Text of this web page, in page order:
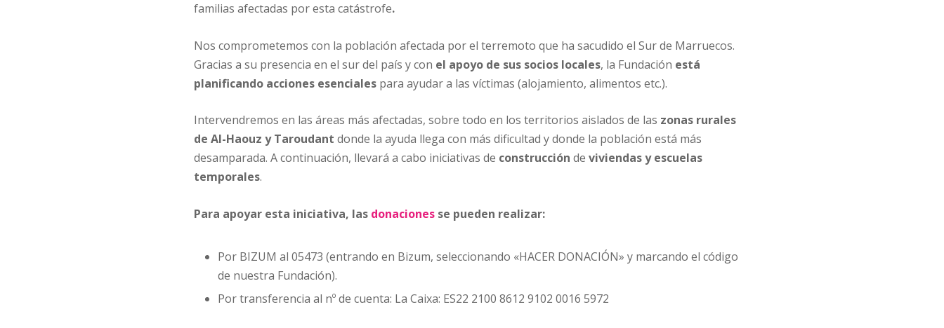
familias afectadas por esta catástrofe.
Nos comprometemos con la población afectada por el terremoto que ha sacudido el Sur de Marruecos.
Gracias a su presencia en el sur del país y con el apoyo de sus socios locales, la Fundación está
planificando acciones esenciales para ayudar a las víctimas (alojamiento, alimentos etc.).
Intervendremos en las áreas más afectadas, sobre todo en los territorios aislados de las zonas rurales
de Al-Haouz y Taroudant donde la ayuda llega con más dificultad y donde la población está más
desamparada. A continuación, llevará a cabo iniciativas de construcción de viviendas y escuelas
temporales.
Para apoyar esta iniciativa, las donacionesse pueden realizar:
Por BIZUM al 05473 (entrando en Bizum, seleccionando «HACER DONACIÓN» y marcando el código
de nuestra Fundación).
Por transferencia al nº de cuenta: La Caixa: ES22 2100 8612 9102 0016 5972